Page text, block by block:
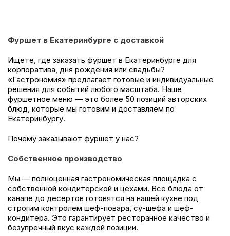
Фуршет в Екатеринбурге с доставкой
Ищете, где заказать фуршет в Екатеринбурге для
корпоратива, дня рождения или свадьбы?
«Гастрономия» предлагает готовые и индивидуальные
решения для событий любого масштаба. Наше
фуршетное меню — это более 50 позиций авторских
блюд, которые мы готовим и доставляем по
Екатеринбургу.
Почему заказывают фуршет у нас?
Собственное производство
Мы — полноценная гастрономическая площадка с
собственной кондитерской и цехами. Все блюда от
канапе до десертов готовятся на нашей кухне под
строгим контролем шеф-повара, су-шефа и шеф-
кондитера. Это гарантирует ресторанное качество и
безупречный вкус каждой позиции.